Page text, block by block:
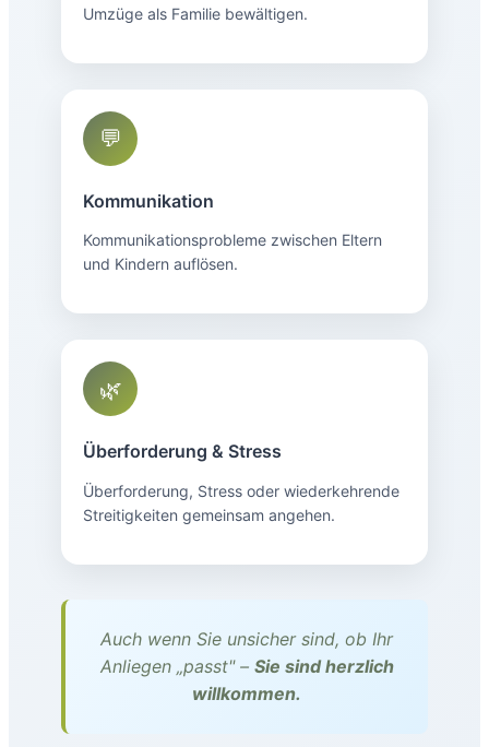
Umzüge als Familie bewältigen.
💬
Kommunikation
Kommunikationsprobleme zwischen Eltern
und Kindern auflösen.
🌿
Überforderung & Stress
Überforderung, Stress oder wiederkehrende
Streitigkeiten gemeinsam angehen.
Auch wenn Sie unsicher sind, ob Ihr
Anliegen „passt" – Sie sind herzlich
willkommen.